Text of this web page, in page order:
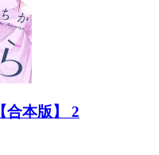
合本版】 2